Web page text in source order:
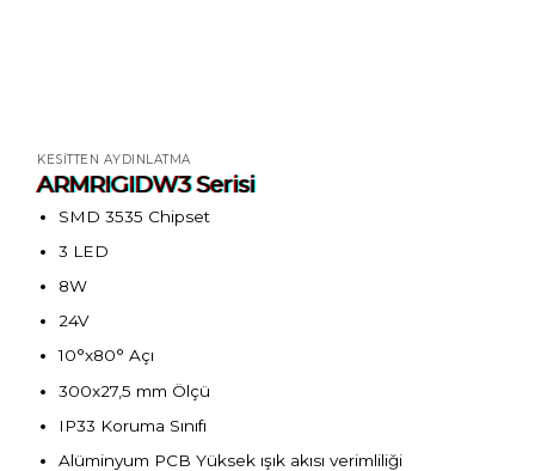
KESITTEN AYDINLATMA
ARMRIGIDW3 Serisi
SMD 3535 Chipset
3 LED
8W
24V
10°x80° Açı
300x27,5 mm Ölçü
IP33 Koruma Sınıfı
Alüminyum PCB Yüksek ışık akısı verimliliği